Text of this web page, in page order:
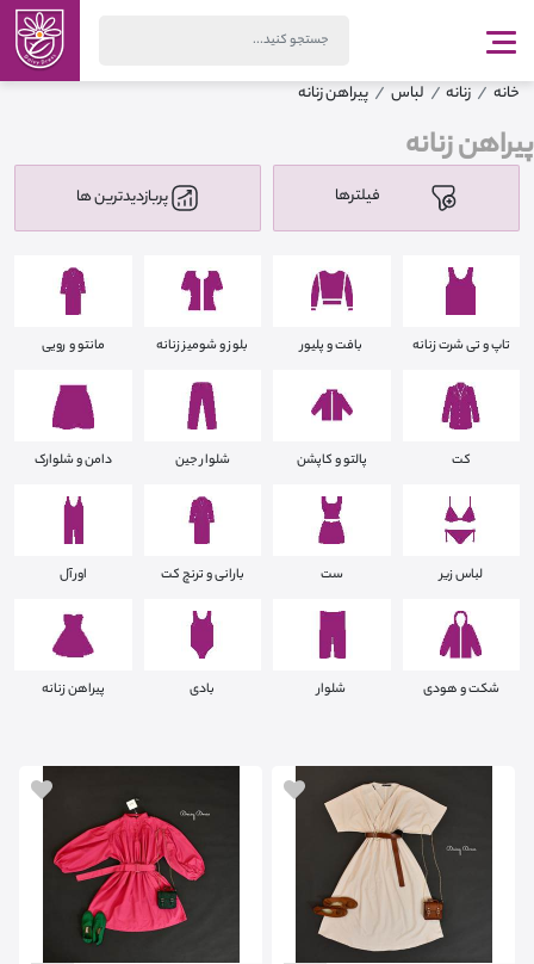
خانه زنانه لباس پیراهن زنانه
پیراهن زنانه
فیلترها پربازدیدترین ها
تاپ و تی شرت زنانه بافت و پلیور بلوز و شومیز زنانه مانتو و رویی
کت پالتو و کاپشن شلوار جین دامن و شلوارک
لباس زیر ست بارانی و ترنچ کت اورآل
شکت و هودی شلوار بادی پیراهن زنانه